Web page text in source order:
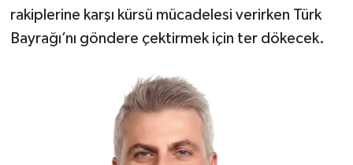
rakiplerine karşı kürsü mücadelesi verirken Türk
Bayrağı’nı göndere çektirmek için ter dökecek.